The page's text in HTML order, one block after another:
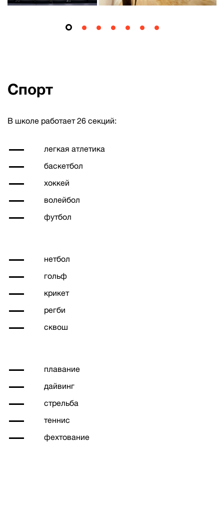
Спорт
В школе работает 26 секций:
легкая атлетика
баскетбол
хоккей
волейбол
футбол
нетбол
гольф
крикет
регби
сквош
плавание
дайвинг
стрельба
теннис
фехтование